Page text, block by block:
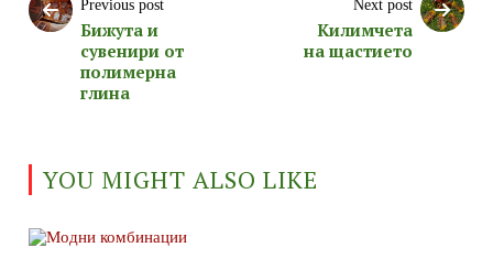
Previous post
Бижута и
сувенири от
полимерна
глина
Next post
Килимчета
на щастието
YOU MIGHT ALSO LIKE